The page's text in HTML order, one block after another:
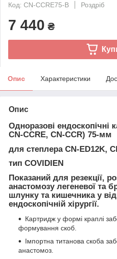
Код: CN-CCRE75-B
Роздріб
7 440 ₴
Опис Характеристики
Опис
Одноразові ендоскопічні
CN-CCRE, CN-CCR) 75-мм
для степлера CN-ED12K,
тип COVIDIEN
Показаний для резекції,
анастомозу легеневої та
шлунку та кишечника у
ендоскопічній хірургії.
Картридж у формі краплі
формування скоб.
Імпортна титанова скоба
анастомоз.